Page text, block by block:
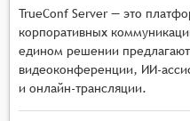
TrueConf Server — это
корпоративных
едином решении
видеоконференции, ИИ-
и онлайн-трансляции.